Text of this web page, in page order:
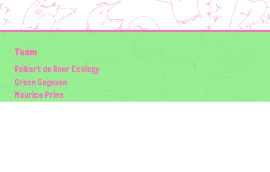
Team
Folkert de Boer Ecology
Groen Gegeven
Maurice Prins